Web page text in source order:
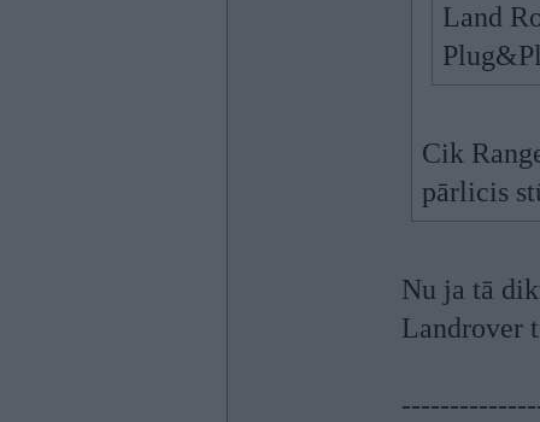
Land
Cik
pārlicis
Nu ja tā
Landrover